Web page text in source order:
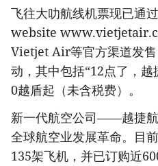
飞往大叻航线机票现已通
website
Vietjet Air等官方渠道发
动，其中包括“12点了，
0越盾起（未含税费）。
新一代航空公司——越捷
全球航空业发展革命。目
135架飞机，并已订购近